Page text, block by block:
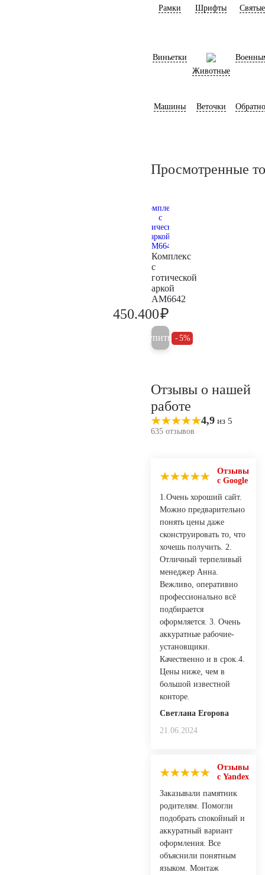
Рамки Шрифты Святые
Виньетки
Животные
Машины Веточки
Просмотренные
Комплекс
с
готической
аркой
AM6642
450.400₽
Купить 5%
Отзывы о нашей
работе
4,9 из 5
635 отзывов
Отзывы
с Google
1.Очень хороший сайт.
Можно предварительно
понять цены даже
сконструировать то, что
хочешь получить. 2.
Отличный терпеливый
менеджер Анна.
Вежливо, оперативно
профессионально всё
подбирается
оформляется. 3. Очень
аккуратные рабочие-
установщики.
Качественно и в срок.4.
Цены ниже, чем в
большой известной
конторе.
Светлана Егорова
21.06.2024
Отзывы
с Yandex
Заказывали памятник
родителям. Помогли
подобрать спокойный и
аккуратный вариант
оформления. Все
объяснили понятным
языком. Монтаж